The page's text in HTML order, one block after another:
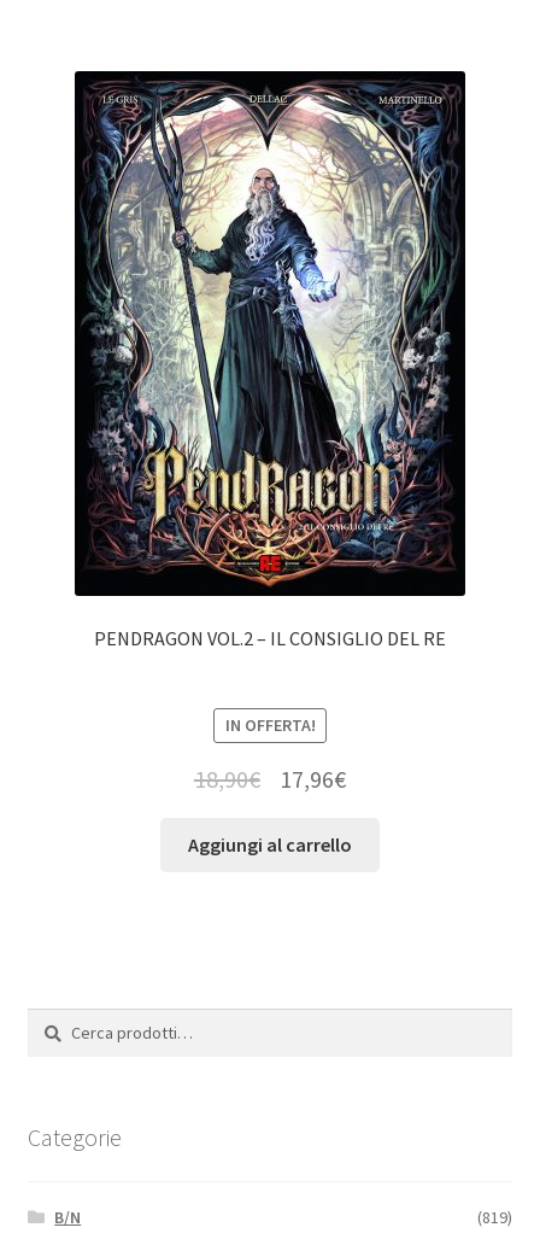
PENDRAGON VOL.2 – IL CONSIGLIO DEL RE
IN OFFERTA!
18,90€ 17,96€
Aggiungi al carrello
Cerca:
Cerca
Categorie
B/N
(819)